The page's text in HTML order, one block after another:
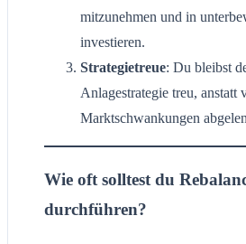
mitzunehmen und in
investieren.
Strategietreue: Du bleibst
Anlagestrategie treu, anstatt
Marktschwankungen
Wie oft solltest du
durchführen?